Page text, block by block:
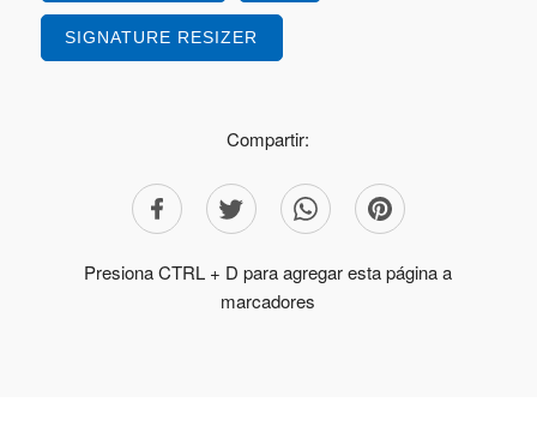
SIGNATURE RESIZER
Compartir:
Presiona CTRL + D para agregar esta página a
marcadores